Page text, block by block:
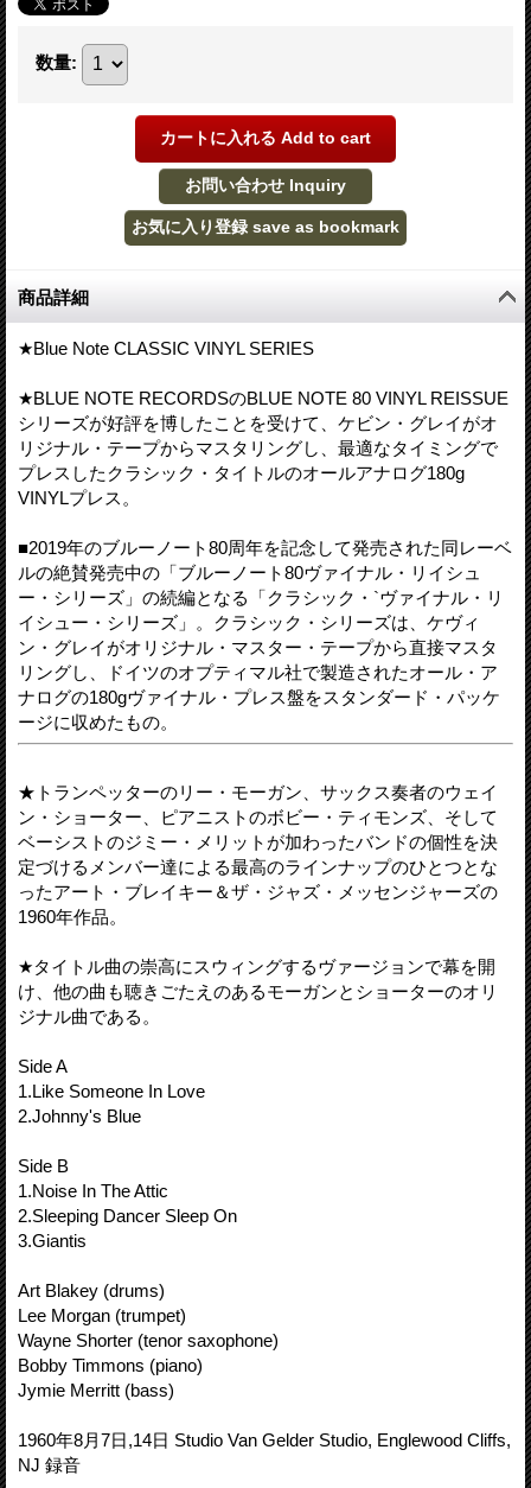
数量:
商品詳細
★Blue Note CLASSIC VINYL SERIES
★BLUE NOTE RECORDSのBLUE NOTE 80 VINYL REISSUE
シリーズが好評を博したことを受けて、ケビン・グレイがオ
リジナル・テープからマスタリングし、最適なタイミングで
プレスしたクラシック・タイトルのオールアナログ180g
VINYLプレス。
■2019年のブルーノート80周年を記念して発売された同レーベ
ルの絶賛発売中の「ブルーノート80ヴァイナル・リイシュ
ー・シリーズ」の続編となる「クラシック・`ヴァイナル・リ
イシュー・シリーズ」。クラシック・シリーズは、ケヴィ
ン・グレイがオリジナル・マスター・テープから直接マスタ
リングし、ドイツのオプティマル社で製造されたオール・ア
ナログの180gヴァイナル・プレス盤をスタンダード・パッケ
ージに収めたもの。
★トランペッターのリー・モーガン、サックス奏者のウェイ
ン・ショーター、ピアニストのボビー・ティモンズ、そして
ベーシストのジミー・メリットが加わったバンドの個性を決
定づけるメンバー達による最高のラインナップのひとつとな
ったアート・ブレイキー＆ザ・ジャズ・メッセンジャーズの
1960年作品。
★タイトル曲の崇高にスウィングするヴァージョンで幕を開
け、他の曲も聴きごたえのあるモーガンとショーターのオリ
ジナル曲である。
Side A
1.Like Someone In Love
2.Johnny's Blue
Side B
1.Noise In The Attic
2.Sleeping Dancer Sleep On
3.Giantis
Art Blakey (drums)
Lee Morgan (trumpet)
Wayne Shorter (tenor saxophone)
Bobby Timmons (piano)
Jymie Merritt (bass)
1960年8月7日,14日 Studio Van Gelder Studio, Englewood Cliffs,
NJ 録音